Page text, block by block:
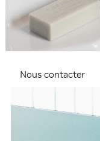
Nous contacter